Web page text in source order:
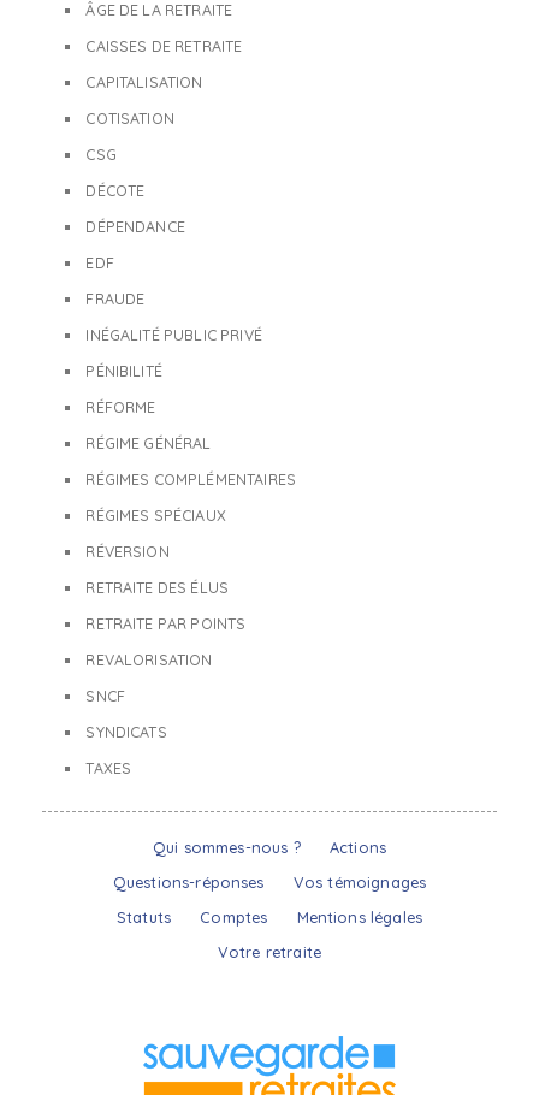
ÂGE DE LA RETRAITE
CAISSES DE RETRAITE
CAPITALISATION
COTISATION
CSG
DÉCOTE
DÉPENDANCE
EDF
FRAUDE
INÉGALITÉ PUBLIC PRIVÉ
PÉNIBILITÉ
RÉFORME
RÉGIME GÉNÉRAL
RÉGIMES COMPLÉMENTAIRES
RÉGIMES SPÉCIAUX
RÉVERSION
RETRAITE DES ÉLUS
RETRAITE PAR POINTS
REVALORISATION
SNCF
SYNDICATS
TAXES
Qui sommes-nous ?
Actions
Questions-réponses
Vos témoignages
Statuts
Comptes
Mentions légales
Votre retraite